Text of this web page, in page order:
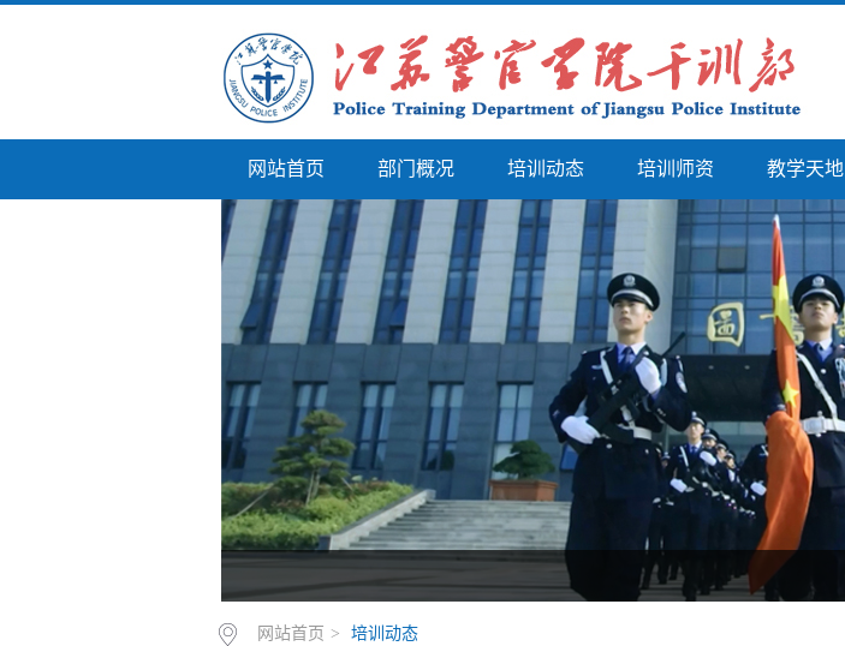
网站首页 部门概况 培训动态 培训师资 教学天地
网站首页 > 培训动态